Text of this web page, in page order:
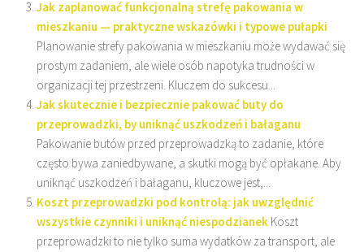
Jak zaplanować funkcjonalną strefę pakowania w
mieszkaniu — praktyczne wskazówki i typowe pułapki
Planowanie strefy pakowania w mieszkaniu może wydawać się
prostym zadaniem, ale wiele osób napotyka trudności w
organizacji tej przestrzeni. Kluczem do sukcesu...
Jak skutecznie i bezpiecznie pakować buty do
przeprowadzki, by uniknąć uszkodzeń i bałaganu
Pakowanie butów przed przeprowadzką to zadanie, które
często bywa zaniedbywane, a skutki mogą być opłakane. Aby
uniknąć uszkodzeń i bałaganu, kluczowe jest,...
Koszt przeprowadzki pod kontrolą: jak uwzględnić
wszystkie czynniki i uniknąć niespodzianek Koszt
przeprowadzki to nie tylko suma wydatków za transport, ale